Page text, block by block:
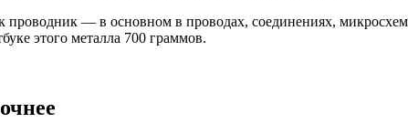
проводник — в основном в проводах, соединениях,
этого металла 700 граммов.